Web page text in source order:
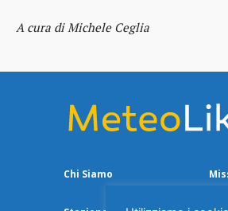
A cura di Michele Ceglia
Chi Siamo